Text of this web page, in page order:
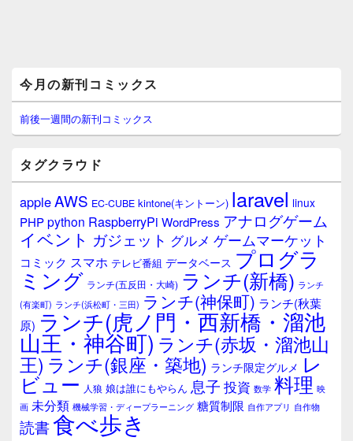
イ
ン
サ
イ
ウ
ィ
ジ
ェ
ア
今月の新刊コミックス
前後一週間の新刊コミックス
タグクラウド
appleAWS EC-CUBE kintone(キントーン) laravel linux
PHPpython RaspberryPi WordPress アナログゲーム
イベント ガジェット グルメ ゲームマーケット
コミック スマホ テレビ番組 データベース プログラ
ミング ランチ(五反田・大崎) ランチ(新橋) ランチ
(有楽町) ランチ(浜松町・三田) ランチ(神保町) ランチ(秋葉
原) ランチ(虎ノ門・西新橋・溜池
山王・神谷町) ランチ(赤坂・溜池山
王) ランチ(銀座・築地) ランチ限定グルメ レ
ビュー 人狼 娘は誰にもやらん 息子 投資 数学 料理 映
画 未分類 機械学習・ディープラーニング 糖質制限 自作アプリ 自作物
読書食べ歩き